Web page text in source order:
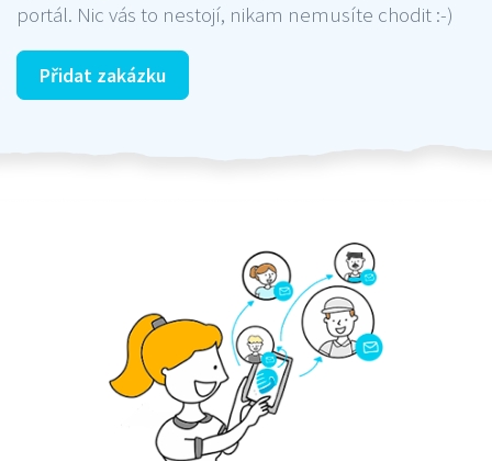
portál. Nic vás to nestojí, nikam nemusíte chodit :-)
Přidat zakázku